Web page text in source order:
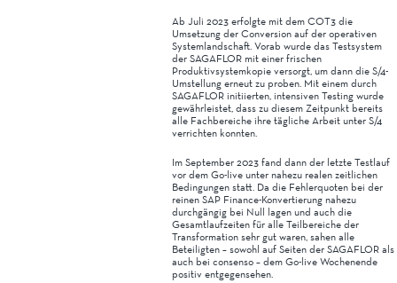
Ab Juli 2023 erfolgte mit dem COT3 die
Umsetzung der Conversion auf der operativen
Systemlandschaft. Vorab wurde das Testsystem
der SAGAFLOR mit einer frischen
Produktivsystemkopie versorgt, um dann die S/4-
Umstellung erneut zu proben. Mit einem durch
SAGAFLOR initiierten, intensiven Testing wurde
gewährleistet, dass zu diesem Zeitpunkt bereits
alle Fachbereiche ihre tägliche Arbeit unter S/4
verrichten konnten.
Im September 2023 fand dann der letzte Testlauf
vor dem Go-live unter nahezu realen zeitlichen
Bedingungen statt. Da die Fehlerquoten bei der
reinen SAP Finance-Konvertierung nahezu
durchgängig bei Null lagen und auch die
Gesamtlaufzeiten für alle Teilbereiche der
Transformation sehr gut waren, sahen alle
Beteiligten – sowohl auf Seiten der SAGAFLOR als
auch bei consenso – dem Go-live Wochenende
positiv entgegensehen.